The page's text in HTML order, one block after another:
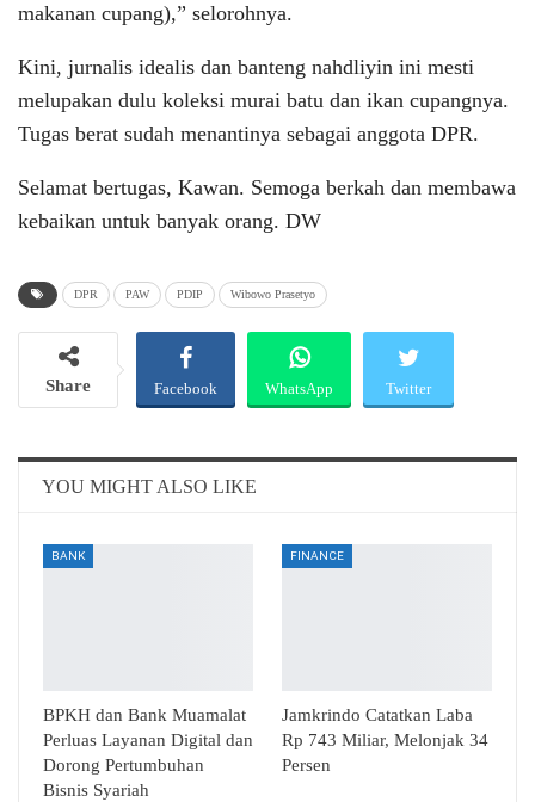
makanan cupang),” selorohnya.
Kini, jurnalis idealis dan banteng nahdliyin ini mesti
melupakan dulu koleksi murai batu dan ikan cupangnya.
Tugas berat sudah menantinya sebagai anggota DPR.
Selamat bertugas, Kawan. Semoga berkah dan membawa
kebaikan untuk banyak orang. DW
DPR PAW PDIP Wibowo Prasetyo
Share Facebook WhatsApp Twitter
Email
YOU MIGHT ALSO LIKE
BANK
BPKH dan Bank Muamalat
Perluas Layanan Digital dan
Dorong Pertumbuhan
Bisnis Syariah
FINANCE
Jamkrindo Catatkan Laba
Rp 743 Miliar, Melonjak 34
Persen